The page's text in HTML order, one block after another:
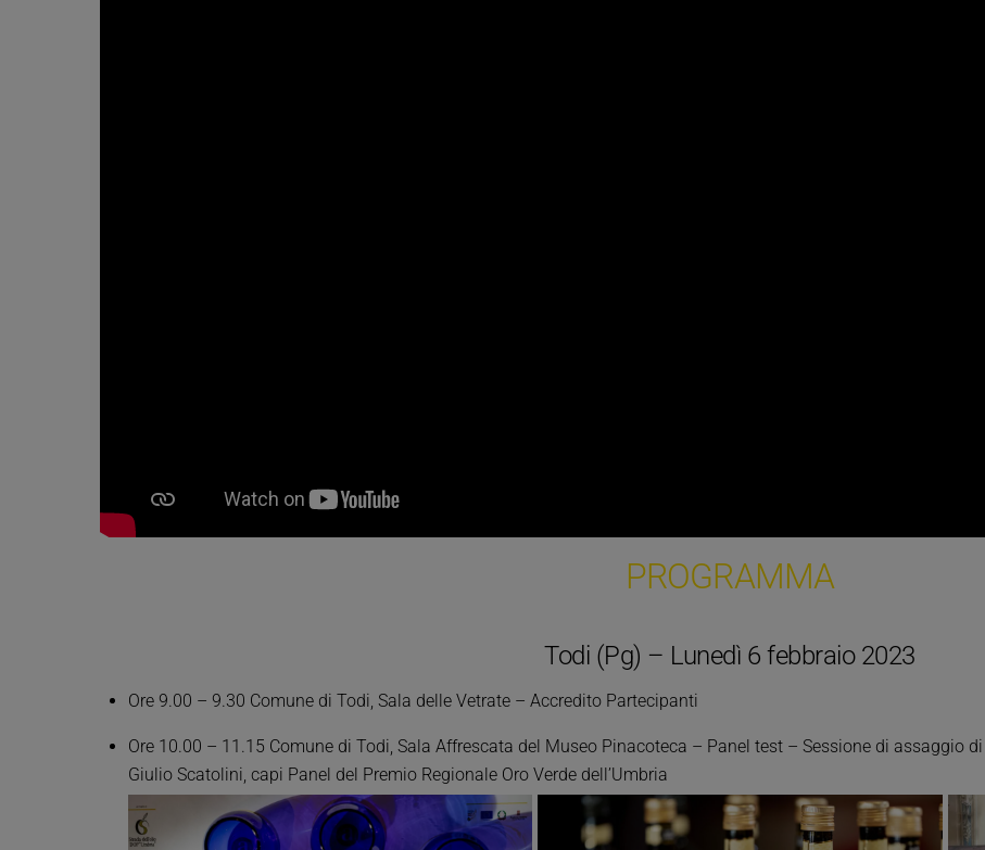
PROGRAMMA
Todi (Pg) – Lunedì 6 febbraio 2023
Ore 9.00 – 9.30 Comune di Todi, Sala delle Vetrate – Accredito Partecipanti
Ore 10.00 – 11.15 Comune di Todi, Sala Affrescata del Museo Pinacoteca – Panel test – Sessione di assaggio
Giulio Scatolini, capi Panel del Premio Regionale Oro Verde dell’Umbria